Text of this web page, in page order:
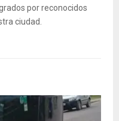
por reconocidos
ciudad.